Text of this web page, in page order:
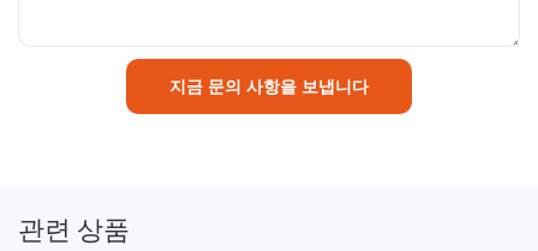
지금 문의 사항을 보냅니다
관련 상품